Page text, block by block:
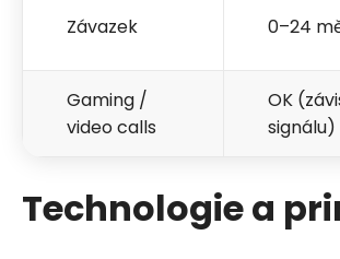
Závazek 0–24
Gaming /
video calls
OK
signálu)
Technologie a